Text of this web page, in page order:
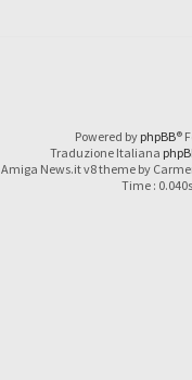
Powered by phpBB®
Traduzione Italiana
Amiga News.it v8 theme by
Time :